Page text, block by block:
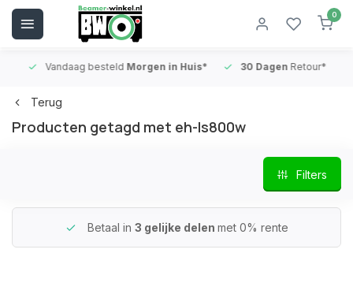
0
Vandaag besteldMorgen in Huis* 30 DagenRetour*
Terug
Producten getagd met eh-ls800w
Filters
Betaal in 3 gelijke delen met 0% rente